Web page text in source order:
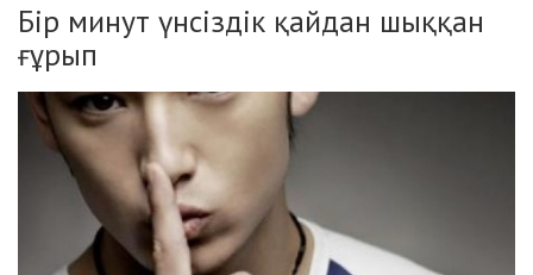
Бір минут үнсіздік қайдан шыққан
ғұрып